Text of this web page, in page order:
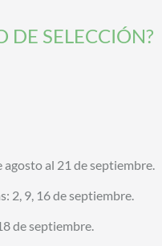
DE SELECCIÓN?
al 21 de septiembre.
2, 9, 16 de septiembre.
de septiembre.